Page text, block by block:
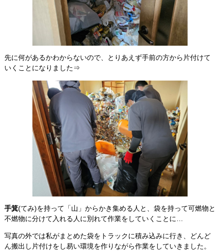
先に何があるかわからないので、とりあえず手前の方から片付けて
いくことになりました⇒
手箕(てみ)を持って「山」からかき集める人と、袋を持って可燃物と
不燃物に分けて入れる人に別れて作業をしていくことに…
写真の外では私がまとめた袋をトラックに積み込みに行き、どんど
ん搬出し片付けをし易い環境を作りながら作業をしていきました。